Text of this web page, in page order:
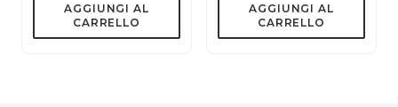
AGGIUNGI AL
CARRELLO
AGGIUNGI AL
CARRELLO